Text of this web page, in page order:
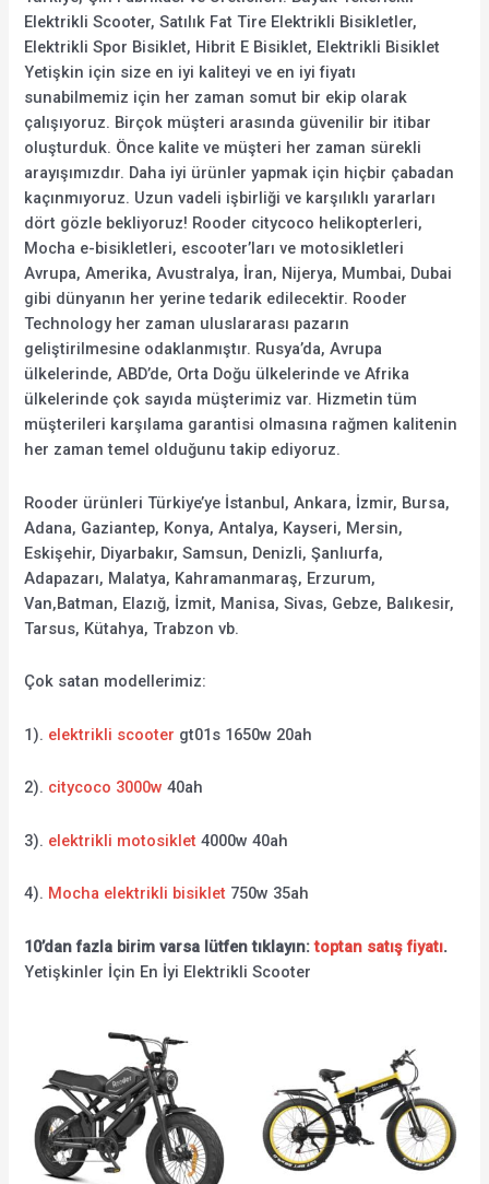
Elektrikli Scooter, Satılık Fat Tire Elektrikli Bisikletler,
Elektrikli Spor Bisiklet, Hibrit E Bisiklet, Elektrikli Bisiklet
Yetişkin için size en iyi kaliteyi ve en iyi fiyatı
sunabilmemiz için her zaman somut bir ekip olarak
çalışıyoruz. Birçok müşteri arasında güvenilir bir itibar
oluşturduk. Önce kalite ve müşteri her zaman sürekli
arayışımızdır. Daha iyi ürünler yapmak için hiçbir çabadan
kaçınmıyoruz. Uzun vadeli işbirliği ve karşılıklı yararları
dört gözle bekliyoruz! Rooder citycoco helikopterleri,
Mocha e-bisikletleri, escooter’ları ve motosikletleri
Avrupa, Amerika, Avustralya, İran, Nijerya, Mumbai, Dubai
gibi dünyanın her yerine tedarik edilecektir. Rooder
Technology her zaman uluslararası pazarın
geliştirilmesine odaklanmıştır. Rusya’da, Avrupa
ülkelerinde, ABD’de, Orta Doğu ülkelerinde ve Afrika
ülkelerinde çok sayıda müşterimiz var. Hizmetin tüm
müşterileri karşılama garantisi olmasına rağmen kalitenin
her zaman temel olduğunu takip ediyoruz.
Rooder ürünleri Türkiye’ye İstanbul, Ankara, İzmir, Bursa,
Adana, Gaziantep, Konya, Antalya, Kayseri, Mersin,
Eskişehir, Diyarbakır, Samsun, Denizli, Şanlıurfa,
Adapazarı, Malatya, Kahramanmaraş, Erzurum,
Van,Batman, Elazığ, İzmit, Manisa, Sivas, Gebze, Balıkesir,
Tarsus, Kütahya, Trabzon vb.
Çok satan modellerimiz:
1). elektrikli scooter gt01s 1650w 20ah
2). citycoco 3000w 40ah
3). elektrikli motosiklet 4000w 40ah
4). Mocha elektrikli bisiklet 750w 35ah
10’dan fazla birim varsa lütfen tıklayın:toptan satış fiyatı.
Yetişkinler İçin En İyi Elektrikli Scooter